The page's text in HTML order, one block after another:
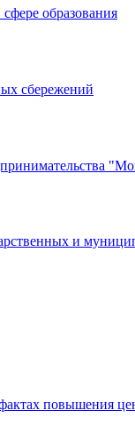
образования
сбережений
и
повышения